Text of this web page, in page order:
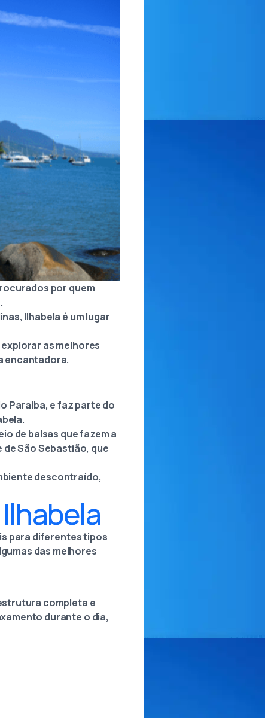
por quem
Ilhabela é um lugar
as melhores
encantadora.
Paraíba, e faz parte do
de balsas que fazem a
São Sebastião, que
descontraído,
para diferentes tipos
das melhores
completa e
durante o dia,